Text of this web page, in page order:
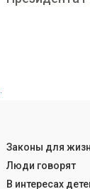
Законы для
Люди говорят
В интересах